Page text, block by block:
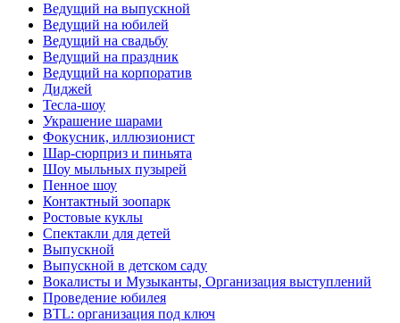
Ведущий на выпускной
Ведущий на юбилей
Ведущий на свадьбу
Ведущий на праздник
Ведущий на корпоратив
Диджей
Тесла-шоу
Украшение шарами
Фокусник, иллюзионист
Шар-сюрприз и пиньята
Шоу мыльных пузырей
Пенное шоу
Контактный зоопарк
Ростовые куклы
Спектакли для детей
Выпускной
Выпускной в детском саду
Вокалисты и Музыканты, Организация выступлений
Проведение юбилея
BTL: организация под ключ